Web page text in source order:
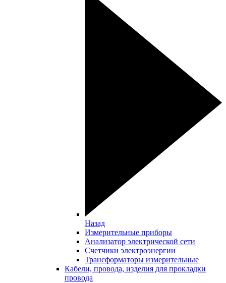
Назад
Измерительные приборы
Анализатор электрической сети
Счетчики электроэнергии
Трансформаторы измерительные
Кабели, провода, изделия для прокладки
провода